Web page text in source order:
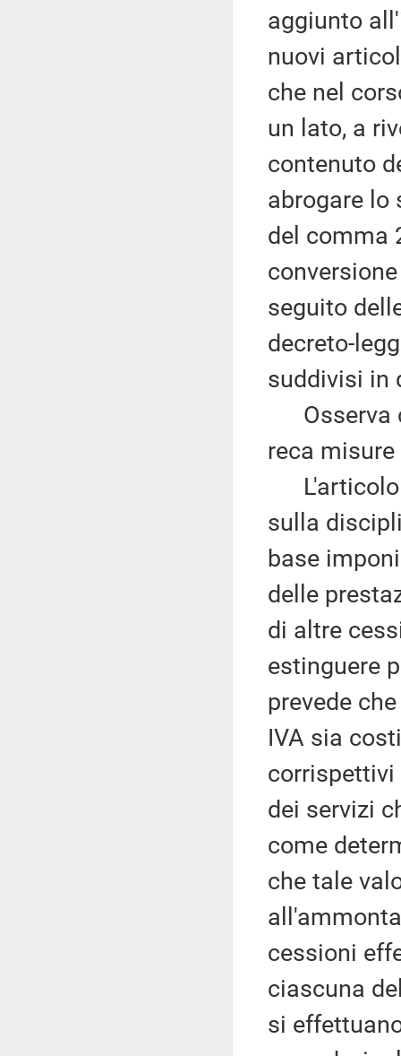
aggiunto
nuovi
che nel
un lato, a
contenuto
abrogare lo
del comma
seguito
decreto-
suddivisi in
Osserva
reca
L'articolo
sulla
base
delle
di altre
estinguere
prevede
IVA sia
corrispettivi
dei servizi
come
che tale
cessioni
ciascuna
si